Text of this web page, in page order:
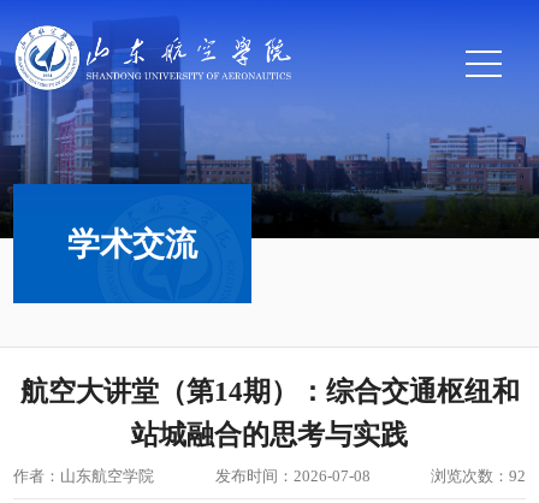
学术交流
航空大讲堂（第14期）：综合交通枢纽和
站城融合的思考与实践
作者：山东航空学院 发布时间：2026-07-08 浏览次数： 92